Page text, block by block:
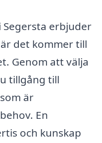
erbjuder
det kommer till
Genom att välja
tillgång till
är
En
och kunskap